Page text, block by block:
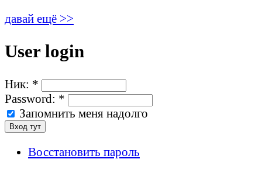
давай ещё >>
User login
Ник: *
Password: *
Запомнить меня надолго
Восстановить пароль